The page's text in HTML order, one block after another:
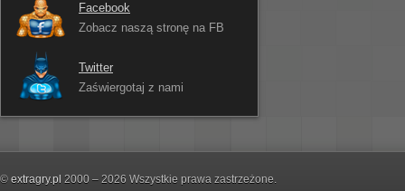
Facebook
Zobacz naszą stronę na FB
Twitter
Zaświergotaj z nami
© extragry.pl 2000 – 2026 Wszystkie prawa zastrzeżone.